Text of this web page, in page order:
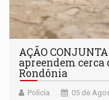
AÇÃO
apreendem cerca
Rondônia
Polícia 05 de